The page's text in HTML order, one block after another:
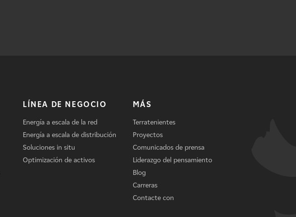
LÍNEA DE NEGOCIO
Energía a escala de la red
Energía a escala de distribución
Soluciones in situ
Optimización de activos
MÁS
Terratenientes
Proyectos
Comunicados de prensa
Liderazgo del pensamiento
Blog
Carreras
Contacte con